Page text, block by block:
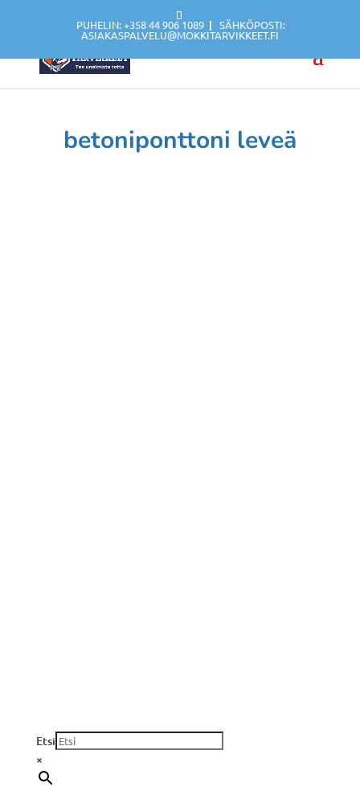
PUHELIN: +358 44 906 1089 |SÄHKÖPOSTI:
ASIAKASPALVELU@MOKKITARVIKKEET.FI
betoniponttoni leveä
Etsi
×